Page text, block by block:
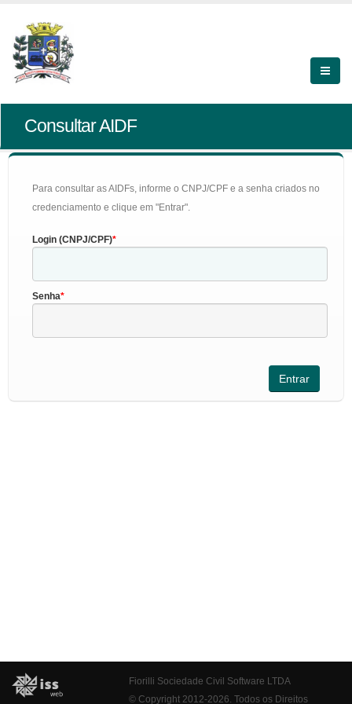
Consultar AIDF
Para consultar as AIDFs, informe o CNPJ/CPF e a senha criados no
credenciamento e clique em "Entrar".
Login (CNPJ/CPF)
Senha
Fiorilli Sociedade Civil Software LTDA
© Copyright 2012-2026. Todos os Direitos